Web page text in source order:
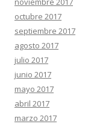
octubre 2017
septiembre 2017
agosto 2017
julio 2017
junio 2017
mayo 2017
abril 2017
marzo 2017